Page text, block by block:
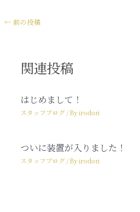
← 前の投稿
関連投稿
はじめまして！
スタッフブログ/ Byirodori
ついに装置が入りました！
スタッフブログ/ Byirodori